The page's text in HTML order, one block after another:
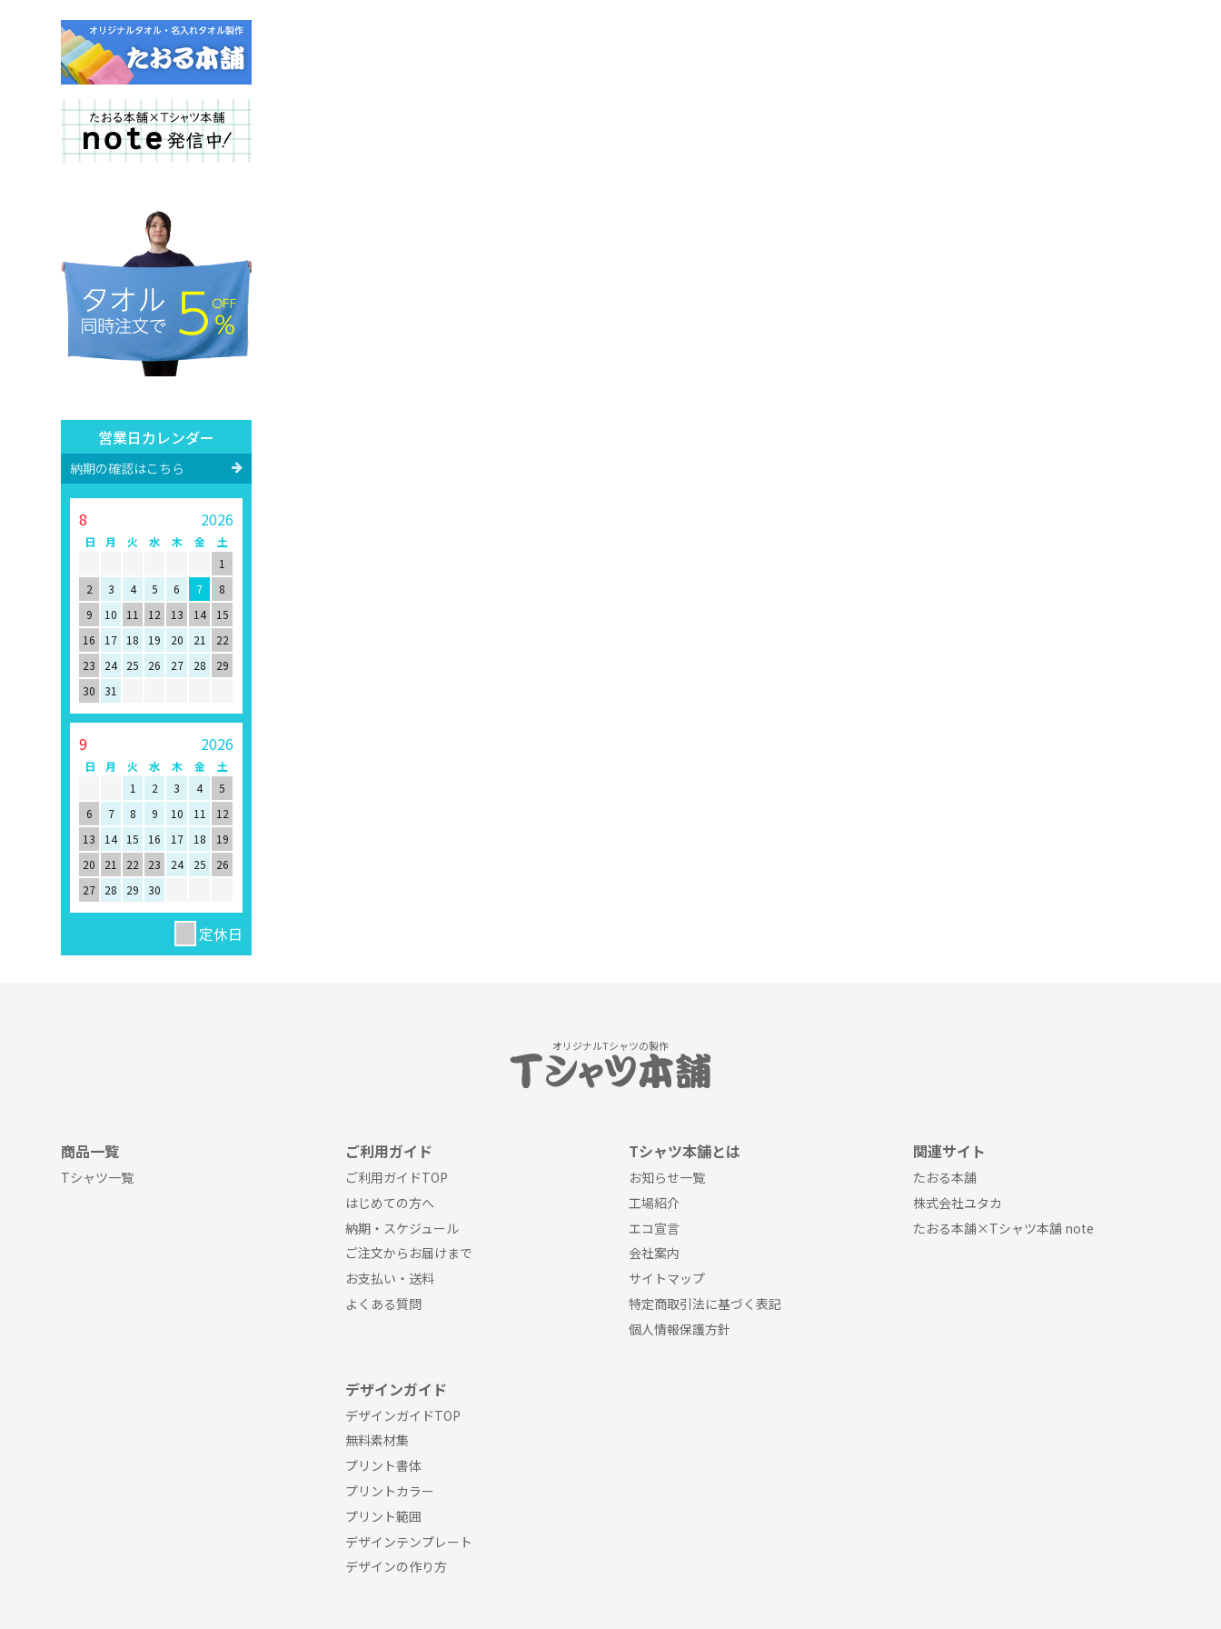
営業日カレンダー
納期の確認はこちら
8 2026
日 月 火 水 木 金
土
1
2
3 4 5 6 7
8
9
10 11 12 13 14
15
16
17 18 19 20 21
22
23
24 25 26 27 28
29
30
31
9 2026
日 月 火 水 木 金
土
1
2 3 4
5
6
7 8 9 10 11
12
13
14 15 16 17 18
19
20
21 22 23 24 25
26
27
28 29 30
定休日
オリジナルTシャツの製作
商品一覧
Tシャツ一覧
ご利用ガイド
ご利用ガイドTOP
はじめての方へ
納期・スケジュール
ご注文からお届けまで
お支払い・送料
よくある質問
デザインガイド
デザインガイドTOP
無料素材集
プリント書体
プリントカラー
プリント範囲
デザインテンプレート
デザインの作り方
Tシャツ本舗とは
お知らせ一覧
工場紹介
エコ宣言
会社案内
サイトマップ
特定商取引法に基づく表記
個人情報保護方針
関連サイト
たおる本舗
株式会社ユタカ
たおる本舗×Tシャツ本舗 note